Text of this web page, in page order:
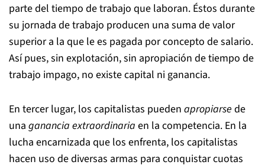
parte del tiempo de trabajo que laboran. Éstos durante
su jornada de trabajo producen una suma de valor
superior a la que le es pagada por concepto de salario.
Así pues, sin explotación, sin apropiación de tiempo de
trabajo impago, no existe capital ni ganancia.
En tercer lugar, los capitalistas pueden apropiarse de
una ganancia extraordinaria en la competencia. En la
lucha encarnizada que los enfrenta, los capitalistas
hacen uso de diversas armas para conquistar cuotas